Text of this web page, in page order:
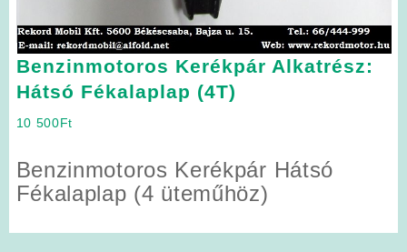
Benzinmotoros Kerékpár Alkatrész:
Hátsó Fékalaplap (4T)
10 500Ft
Benzinmotoros Kerékpár Hátsó
Fékalaplap (4 üteműhöz)